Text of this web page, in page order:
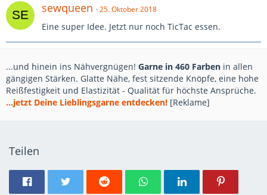
sewqueen 25. Oktober 2018
Eine super Idee. Jetzt nur noch TicTac essen.
...und hinein ins Nähvergnügen! Garne in 460 Farben in allen
gängigen Stärken. Glatte Nähe, fest sitzende Knöpfe, eine hohe
Reißfestigkeit und Elastizität - Qualität für höchste Ansprüche.
...jetzt Deine Lieblingsgarne entdecken! [Reklame]
Teilen